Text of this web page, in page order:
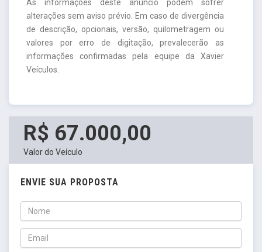
As informações deste anúncio podem sofrer
alterações sem aviso prévio. Em caso de divergência
de descrição, opcionais, versão, quilometragem ou
valores por erro de digitação, prevalecerão as
informações confirmadas pela equipe da Xavier
Veículos.
R$ 67.000,00
Valor do Veículo
ENVIE SUA PROPOSTA